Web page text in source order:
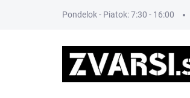
Pondelok - Piatok: 7:30 - 16:00